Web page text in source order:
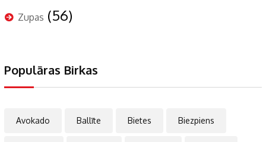
Zupas (56)
Populāras Birkas
Avokado Ballīte Bietes Biezpiens